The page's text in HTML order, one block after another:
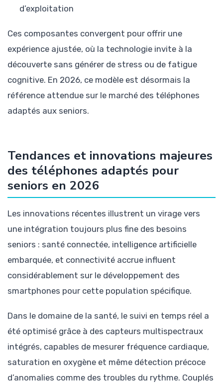
d’exploitation
Ces composantes convergent pour offrir une
expérience ajustée, où la technologie invite à la
découverte sans générer de stress ou de fatigue
cognitive. En 2026, ce modèle est désormais la
référence attendue sur le marché des téléphones
adaptés aux seniors.
Tendances et innovations majeures
des téléphones adaptés pour
seniors en 2026
Les innovations récentes illustrent un virage vers
une intégration toujours plus fine des besoins
seniors : santé connectée, intelligence artificielle
embarquée, et connectivité accrue influent
considérablement sur le développement des
smartphones pour cette population spécifique.
Dans le domaine de la santé, le suivi en temps réel a
été optimisé grâce à des capteurs multispectraux
intégrés, capables de mesurer fréquence cardiaque,
saturation en oxygène et même détection précoce
d’anomalies comme des troubles du rythme. Couplés